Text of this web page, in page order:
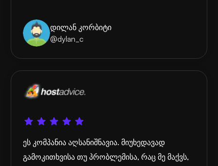
დილან კორბიტი
@dylan_c
ეს კომპანია აღსანიშნავია. მიუხედავად
გამოკითხვისა თუ პრობლემისა, რაც მე მაქვს,